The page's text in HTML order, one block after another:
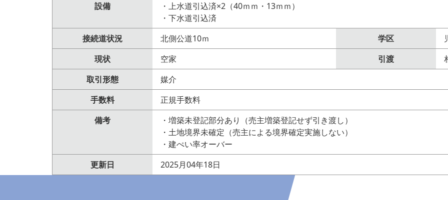
設備
・上水道引込済×2（40ｍｍ・13ｍｍ）
・下水道引込済
接続道状況
北側公道10ｍ 学区
現状
空家 引渡
取引形態
媒介
手数料
正規手数料
備考
・増築未登記部分あり（売主増築登記せず引き渡し）
・土地境界未確定（売主による境界確定実施しない）
・建ぺい率オーバー
更新日
2025月04年18日